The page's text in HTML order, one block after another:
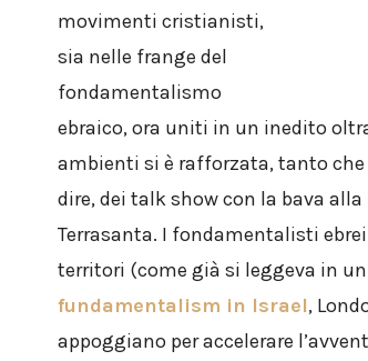
movimenti cristianisti,
sia nelle frange del
fondamentalismo
ebraico, ora uniti in un inedito
ambienti si è rafforzata, tanto
dire, dei talk show con la bava
Terrasanta. I fondamentalisti
territori (come già si leggeva in
fundamentalism in Israel,
appoggiano per accelerare